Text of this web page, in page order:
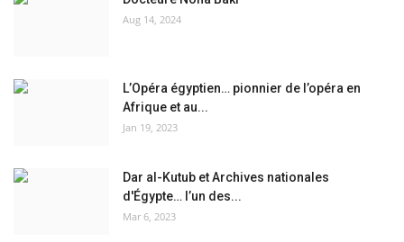
Références
Nos Partenaires
Aug 14, 2024
L’Opéra égyptien… pionnier de l’opéra en
Afrique et au...
Jan 19, 2023
Dar al-Kutub et Archives nationales
d'Égypte… l’un des...
Mar 6, 2023